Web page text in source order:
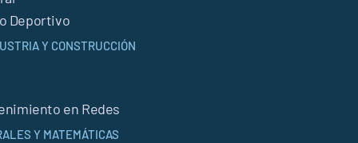
Deportivo
Y CONSTRUCCIÓN
en Redes
Y MATEMÁTICAS